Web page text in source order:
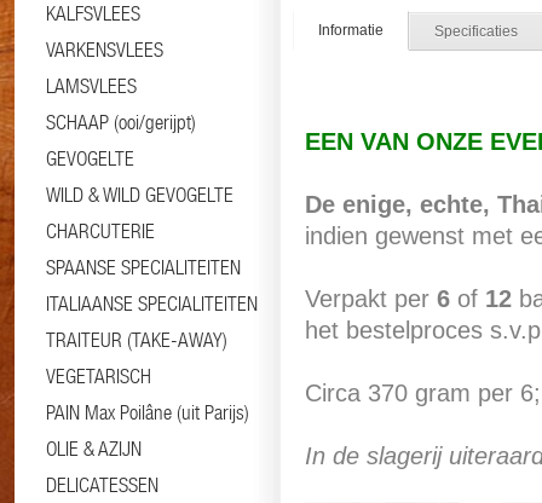
KALFSVLEES
VARKENSVLEES
LAMSVLEES
SCHAAP (ooi/gerijpt)
GEVOGELTE
WILD & WILD GEVOGELTE
CHARCUTERIE
SPAANSE SPECIALITEITEN
ITALIAANSE SPECIALITEITEN
TRAITEUR (TAKE-AWAY)
VEGETARISCH
PAIN Max Poilâne (uit Parijs)
OLIE & AZIJN
DELICATESSEN
Informatie Specificaties
EEN VAN ONZE
De enige, echte,
indien gewenst met
Verpakt per 6 of 12
het bestelproces
Circa 370 gram per
In de slagerij